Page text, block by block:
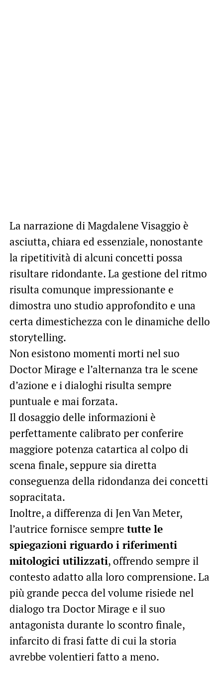
La narrazione di Magdalene Visaggio è
asciutta, chiara ed essenziale, nonostante
la ripetitività di alcuni concetti possa
risultare ridondante. La gestione del ritmo
risulta comunque impressionante e
dimostra uno studio approfondito e una
certa dimestichezza con le dinamiche dello
storytelling.
Non esistono momenti morti nel suo
Doctor Mirage e l’alternanza tra le scene
d’azione e i dialoghi risulta sempre
puntuale e mai forzata.
Il dosaggio delle informazioni è
perfettamente calibrato per conferire
maggiore potenza catartica al colpo di
scena finale, seppure sia diretta
conseguenza della ridondanza dei concetti
sopracitata.
Inoltre, a differenza di Jen Van Meter,
l’autrice fornisce sempre tutte le
spiegazioni riguardo i riferimenti
mitologici utilizzati, offrendo sempre il
contesto adatto alla loro comprensione. La
più grande pecca del volume risiede nel
dialogo tra Doctor Mirage e il suo
antagonista durante lo scontro finale,
infarcito di frasi fatte di cui la storia
avrebbe volentieri fatto a meno.